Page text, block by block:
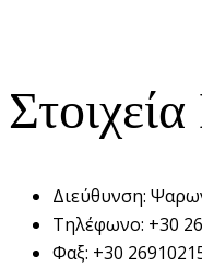
Διεύθυνση:
Τηλέφωνο: +30
Φαξ: +30